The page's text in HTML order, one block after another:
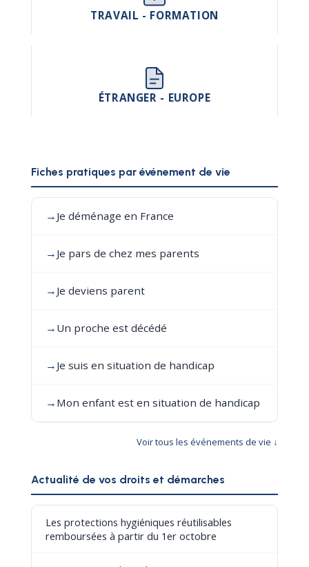
TRAVAIL - FORMATION
ÉTRANGER - EUROPE
Fiches pratiques par événement de vie
→ Je déménage en France
→ Je pars de chez mes parents
→ Je deviens parent
→ Un proche est décédé
→ Je suis en situation de handicap
→ Mon enfant est en situation de handicap
Voir tous les événements de vie ↓
Actualité de vos droits et démarches
Les protections hygiéniques réutilisables
remboursées à partir du 1er octobre